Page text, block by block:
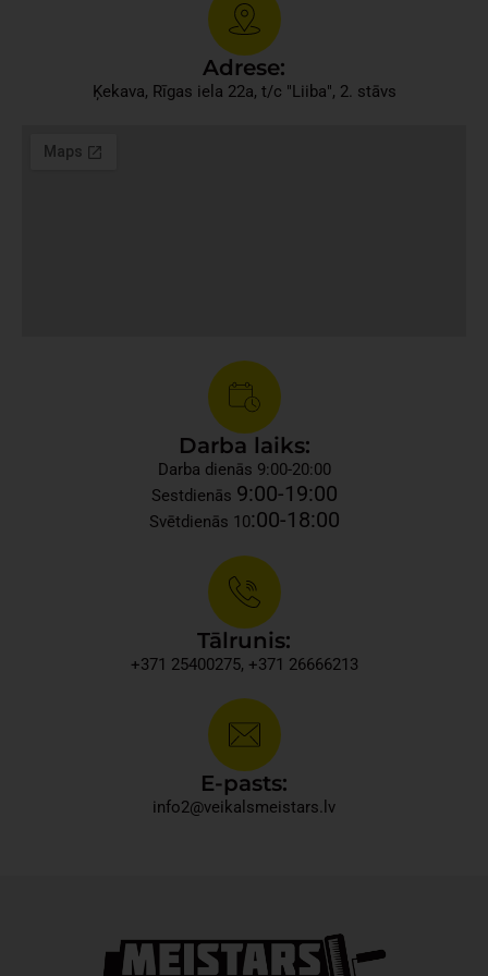
Darba laiks:
Darba dienās 9:00-20:00
Sestdienās 9:00-19:00
Svētdienās 10:00-18:00
Tālrunis:
+371 25400275, +371 26666213​
E-pasts:
info2@veikalsmeistars.lv
Adrese:
Ķekava, Rīgas iela 22a, t/c "Liiba", 2. stāvs